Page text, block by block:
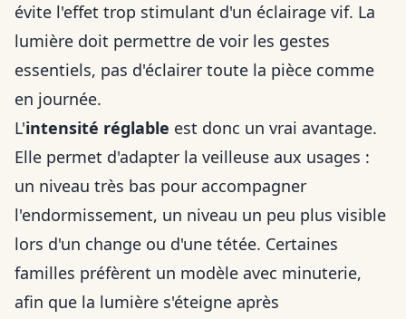
évite l'effet trop stimulant d'un éclairage vif. La
lumière doit permettre de voir les gestes
essentiels, pas d'éclairer toute la pièce comme
en journée.
L'intensité réglable est donc un vrai avantage.
Elle permet d'adapter la veilleuse aux usages :
un niveau très bas pour accompagner
l'endormissement, un niveau un peu plus visible
lors d'un change ou d'une tétée. Certaines
familles préfèrent un modèle avec minuterie,
afin que la lumière s'éteigne après